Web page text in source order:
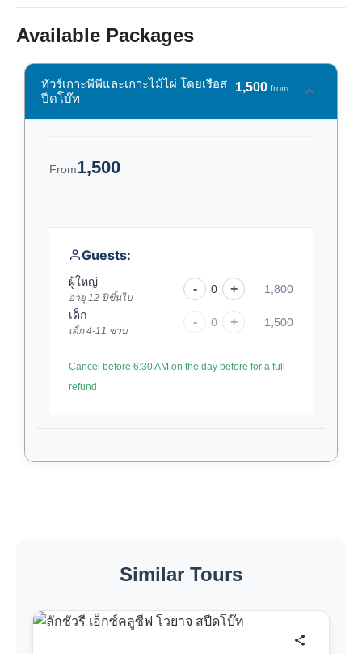
Available Packages
ทัวร์เกาะพีพีและเกาะไม้ไผ่ โดยเรือส
ปีดโบ๊ท
1,500 from
From1,500
Guests:
ผู้ใหญ่
อายุ 12 ปีขึ้นไป
- 0 +
1,800
เด็ก
เด็ก 4-11 ขวบ
- 0 + 1,500
Cancel before 6:30 AM on the day before for a full
refund
Similar Tours